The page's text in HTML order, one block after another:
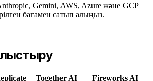
Gemini, AWS, Azure және GCP
бағамен сатып алыңыз.
Together AI
Fireworks AI